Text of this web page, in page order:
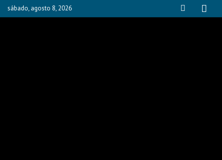
sábado, agosto 8, 2026